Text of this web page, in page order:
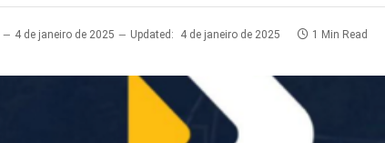
4 de janeiro de 2025 Updated: 4 de janeiro de 2025 1 Min Read